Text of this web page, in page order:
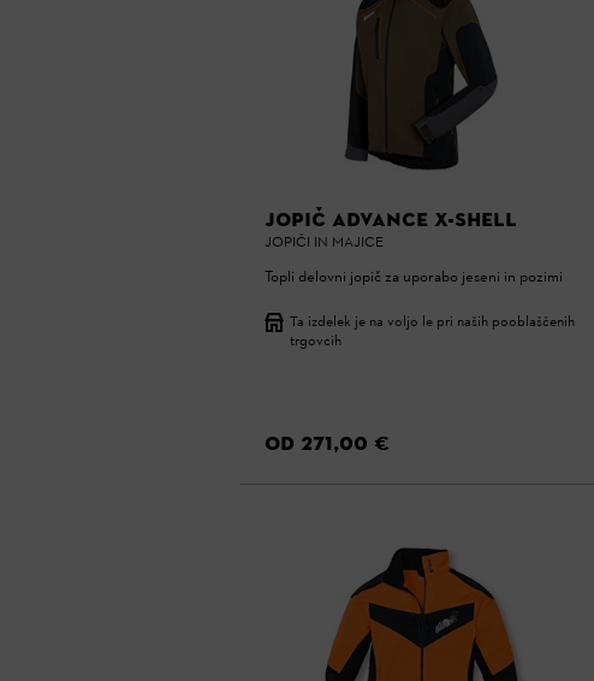
JOPIČ ADVANCE X-SHELL
JOPIČI IN MAJICE
Topli delovni jopič za uporabo jeseni in pozimi
Ta izdelek je na voljo le pri naših pooblaščenih
trgovcih
OD 271,00 €